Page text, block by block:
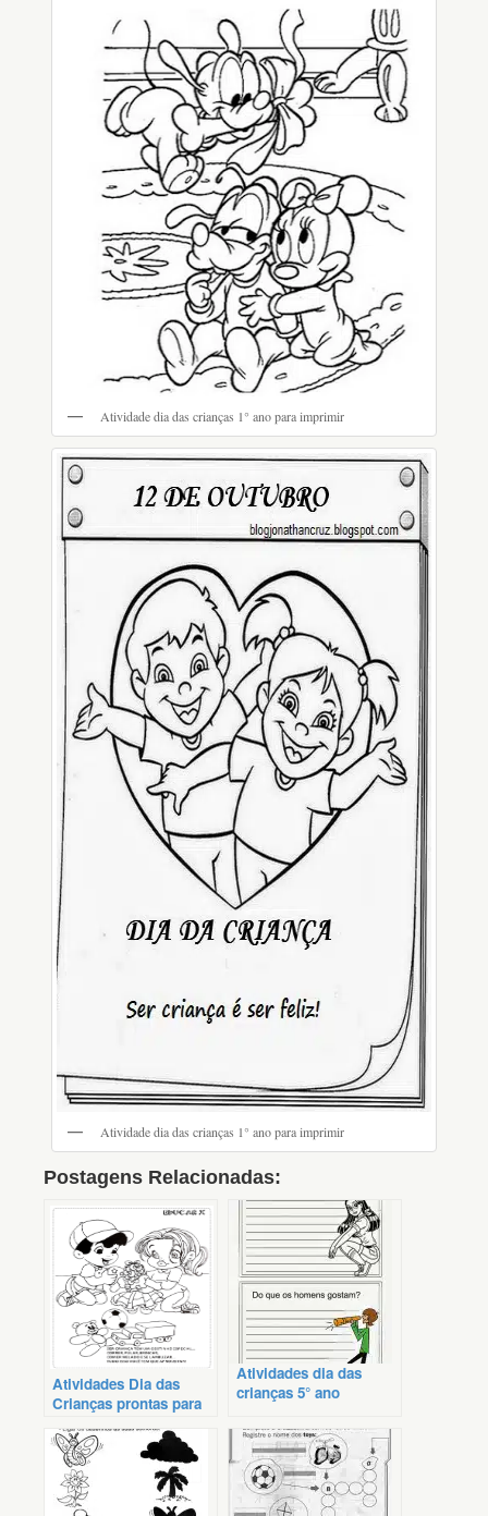
Atividade dia das crianças 1° ano para imprimir
Atividade dia das crianças 1° ano para imprimir
Postagens Relacionadas:
Atividades Dia das
Crianças prontas para
Atividades dia das
crianças 5° ano